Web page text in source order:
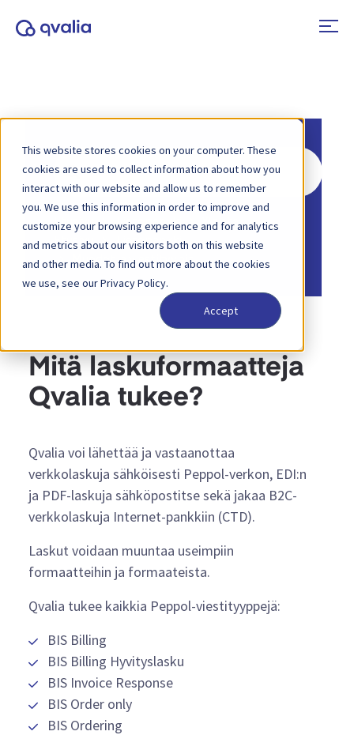
This website stores cookies on your computer. These
cookies are used to collect information about how you
interact with our website and allow us to remember
you. We use this information in order to improve and
customize your browsing experience and for analytics
and metrics about our visitors both on this website
and other media. To find out more about the cookies
we use, see our Privacy Policy.
Accept
Hae
Etusivu Tietopankki
Yleistä
Etusivu
Tietopankki
Muodot ja viestityypit
Mitä laskuformaatteja
Qvalia tukee?
Qvalia voi lähettää ja vastaanottaa
verkkolaskuja sähköisesti Peppol-verkon, EDI:n
ja PDF-laskuja sähköpostitse sekä jakaa B2C-
verkkolaskuja Internet-pankkiin (CTD).
Laskut voidaan muuntaa useimpiin
formaatteihin ja formaateista.
Qvalia tukee kaikkia Peppol-viestityyppejä:
BIS Billing
BIS Billing Hyvityslasku
BIS Invoice Response
BIS Order only
BIS Ordering